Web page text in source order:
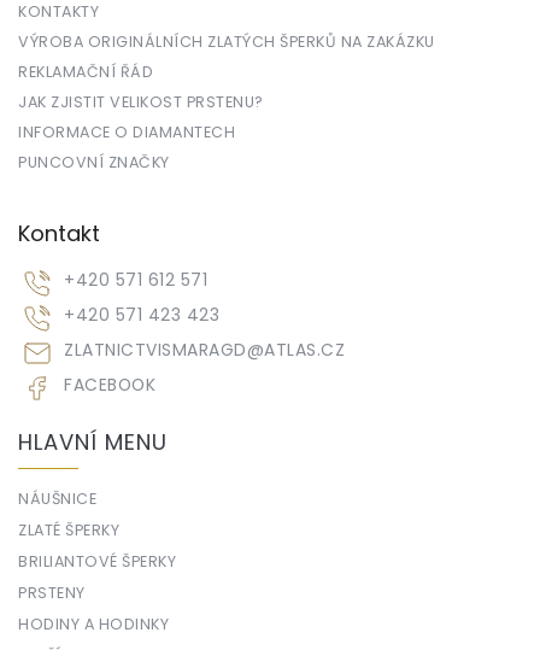
KONTAKTY
VÝROBA ORIGINÁLNÍCH ZLATÝCH ŠPERKŮ NA ZAKÁZKU
REKLAMAČNÍ ŘÁD
JAK ZJISTIT VELIKOST PRSTENU?
INFORMACE O DIAMANTECH
PUNCOVNÍ ZNAČKY
Kontakt
ZLATNICTVISMARAGD@ATLAS.CZ
+420 571 612 571
+420 571 423 423
FACEBOOK
HLAVNÍ MENU
NÁUŠNICE
ZLATÉ ŠPERKY
BRILIANTOVÉ ŠPERKY
PRSTENY
HODINY A HODINKY